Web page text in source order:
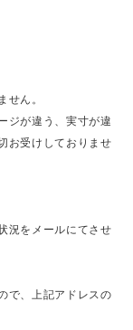
せん。
ジが違う、実寸が違
お受けしておりませ
況をメールにてさせ
で、上記アドレスの